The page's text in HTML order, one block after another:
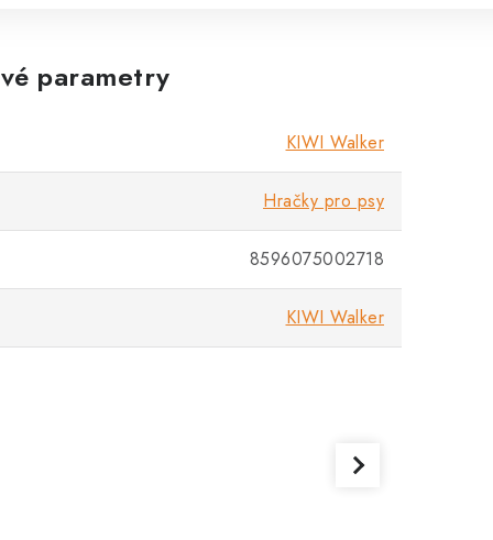
parametry
KIWI Walker
Hračky pro psy
8596075002718
KIWI Walker